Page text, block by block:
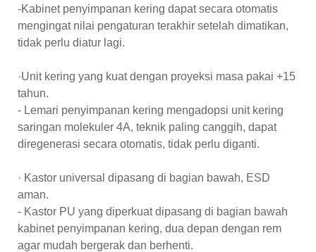
-Kabinet penyimpanan kering dapat secara otomatis
mengingat nilai pengaturan terakhir setelah dimatikan,
tidak perlu diatur lagi.
·Unit kering yang kuat dengan proyeksi masa pakai +15
tahun.
- Lemari penyimpanan kering mengadopsi unit kering
saringan molekuler 4A, teknik paling canggih, dapat
diregenerasi secara otomatis, tidak perlu diganti.
· Kastor universal dipasang di bagian bawah, ESD
aman.
- Kastor PU yang diperkuat dipasang di bagian bawah
kabinet penyimpanan kering, dua depan dengan rem
agar mudah bergerak dan berhenti.